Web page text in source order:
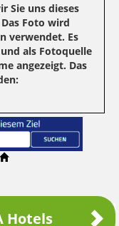
Sie uns dieses
Foto wird
verwendet. Es
als Fotoquelle
angezeigt. Das
Hotels